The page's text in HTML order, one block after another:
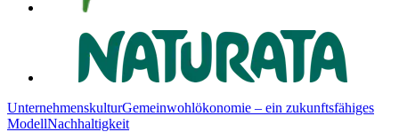
UnternehmenskulturGemeinwohlökonomie – ein zukunftsfähiges
ModellNachhaltigkeit